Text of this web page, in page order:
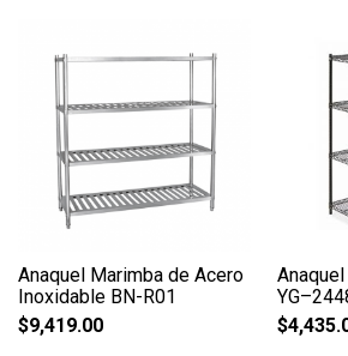
Anaquel Marimba de Acero
Inoxidable BN-R01
$9,419.00
$